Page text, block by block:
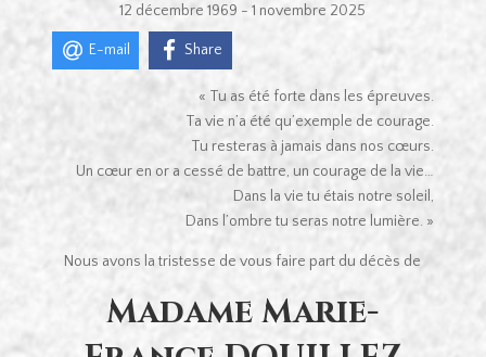
12 décembre 1969 - 1 novembre 2025
E-mail Share
« Tu as été forte dans les épreuves.
Ta vie n’a été qu’exemple de courage.
Tu resteras à jamais dans nos cœurs.
Un cœur en or a cessé de battre, un courage de la vie…
Dans la vie tu étais notre soleil,
Dans l’ombre tu seras notre lumière. »
Nous avons la tristesse de vous faire part du décès de
Madame Marie-